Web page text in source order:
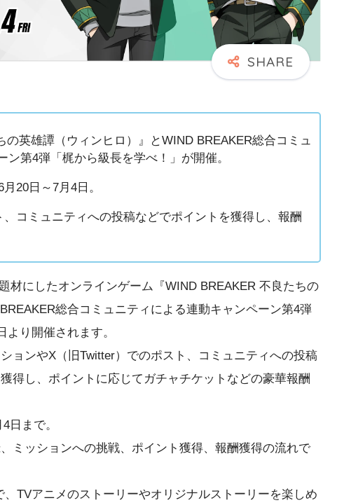
の英雄譚（ウィンヒロ）』とWIND BREAKER総合コミュ
ン第4弾「梶から級長を学べ！」が開催。
20日～7月4日。
コミュニティへの投稿などでポイントを獲得し、報酬
材にしたオンラインゲーム『WIND BREAKER 不良たちの
総合コミュニティによる連動キャンペーン第4弾
より開催されます。
ョンやX（旧Twitter）でのポスト、コミュニティへの投稿
得し、ポイントに応じてガチャチケットなどの豪華報酬
日まで。
ミッションへの挑戦、ポイント獲得、報酬獲得の流れで
TVアニメのストーリーやオリジナルストーリーを楽しめ